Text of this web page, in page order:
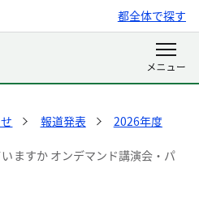
都全体で探す
報道発表
2026年度
ますか オンデマンド講演会・パ